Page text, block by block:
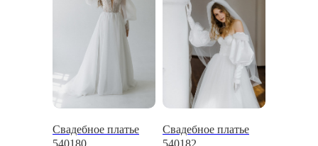
Свадебное платье
Свадебное платье